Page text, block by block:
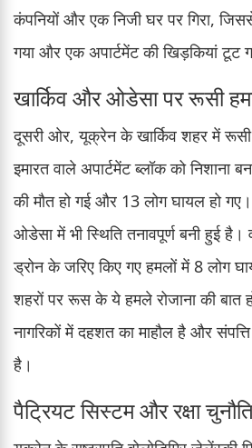
कंपनियों और एक निजी घर पर गिरा,
गया और एक अपार्टमेंट की खिड़कियां टूट
खार्किव और ओडेसा पर रूसी
दूसरी ओर, यूक्रेन के खार्किव शहर में
इमारत वाले अपार्टमेंट ब्लॉक को निशाना
की मौत हो गई और 13 लोग घायल हो
ओडेसा में भी स्थिति तनावपूर्ण बनी हुई है।
ड्रोन के जरिए किए गए हमलों में 8 लोग
शहरों पर रूस के ये हमले रोजाना की बात
नागरिकों में दहशत का माहौल है और
है।
पैट्रियट सिस्टम और रक्षा